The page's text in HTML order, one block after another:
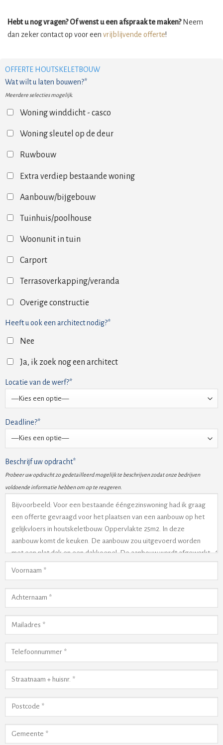
Hebt u nog vragen? Of wenst u een afspraak te maken?Neem
dan zeker contact op voor een vrijblijvende offerte!
OFFERTE HOUTSKELETBOUW
Wat wilt u laten bouwen?*
Meerdere selecties mogelijk.
Woning winddicht - casco
Woning sleutel op de deur
Ruwbouw
Extra verdiep bestaande woning
Aanbouw/bijgebouw
Tuinhuis/poolhouse
Woonunit in tuin
Carport
Terrasoverkapping/veranda
Overige constructie
Heeft u ook een architect nodig?*
Nee
Ja, ik zoek nog een architect
Locatie van de werf?*
Deadline?*
Beschrijf uw opdracht*
Probeer uw opdracht zo gedetailleerd mogelijk te beschrijven zodat onze bedrijven
voldoende informatie hebben om op te reageren.